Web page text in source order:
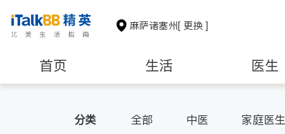
麻萨诸塞州[ 更换 ]
首页 生活 医生
分类 全部 中医 家庭医生